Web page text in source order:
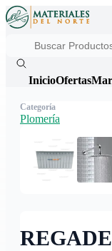
InicioOfertas
Categoría
Plomería